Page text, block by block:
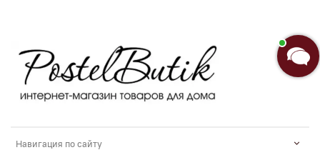
Навигация по сайту
Введите сообщение